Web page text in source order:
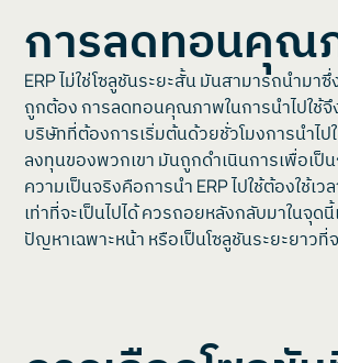
การลดทอนคุณ
ERP ไม่ใช่โซลูชันระยะสั้น มันสามารถนำม
ถูกต้อง การลดทอนคุณภาพในการนำไปใช้
บริษัทที่ต้องการเริ่มต้นด้วยชั่วโมงการนำไ
ลงทุนของพวกเขา มันถูกดำเนินการเพื่อเป็
ความเป็นจริงคือการนำ ERP ไปใช้ต้องใช้
เท่าที่จะเป็นไปได้ ควรถอยหลังกลับมาในจุ
ปัญหาเฉพาะหน้า หรือเป็นโซลูชันระยะยาว